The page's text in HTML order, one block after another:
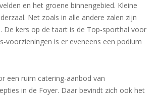
en het groene binnengebied. Kleine
Net zoals in alle andere zalen zijn
De kers op de taart is de Top-sporthal voor
voorzieningen is er eveneens een podium
een ruim catering-aanbod van
in de Foyer. Daar bevindt zich ook het